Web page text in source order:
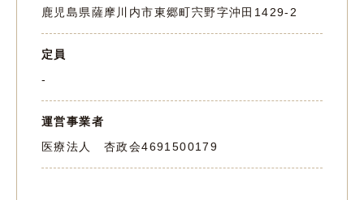
鹿児島県薩摩川内市東郷町宍野字沖田1429-2
定員
-
運営事業者
医療法人 杏政会4691500179